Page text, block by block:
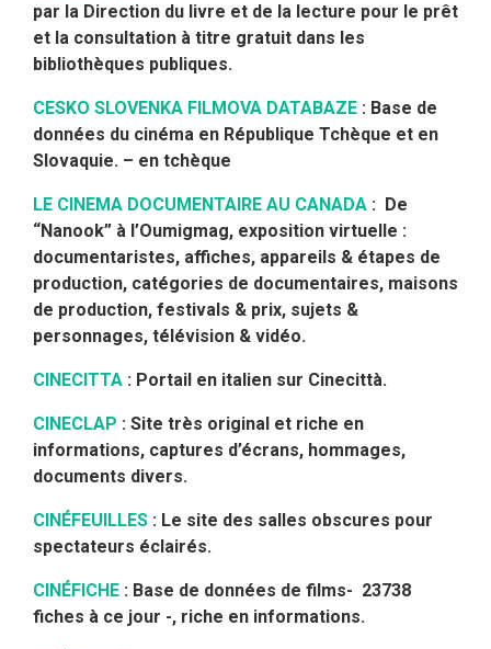
par la Direction du livre et de la lecture pour le prêt
et la consultation à titre gratuit dans les
bibliothèques publiques.
CESKO SLOVENKA FILMOVA DATABAZE : Base de
données du cinéma en République Tchèque et en
Slovaquie. – en tchèque
LE CINEMA DOCUMENTAIRE AU CANADA : De
“Nanook” à l’Oumigmag, exposition virtuelle :
documentaristes, affiches, appareils & étapes de
production, catégories de documentaires, maisons
de production, festivals & prix, sujets &
personnages, télévision & vidéo.
CINECITTA : Portail en italien sur Cinecittà.
CINECLAP : Site très original et riche en
informations, captures d’écrans, hommages,
documents divers.
CINÉFEUILLES : Le site des salles obscures pour
spectateurs éclairés.
CINÉFICHE : Base de données de films- 23738
fiches à ce jour -, riche en informations.